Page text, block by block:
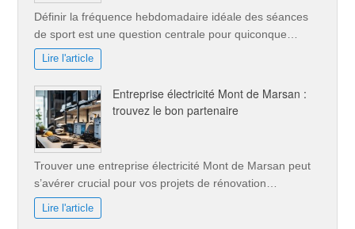
Définir la fréquence hebdomadaire idéale des séances
de sport est une question centrale pour quiconque…
Lire l'article
Entreprise électricité Mont de Marsan :
trouvez le bon partenaire
Trouver une entreprise électricité Mont de Marsan peut
s’avérer crucial pour vos projets de rénovation…
Lire l'article